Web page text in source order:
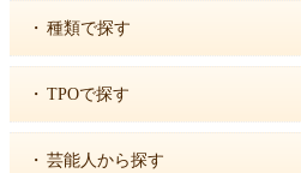
・ 種類で探す
・ TPOで探す
・ 芸能人から探す